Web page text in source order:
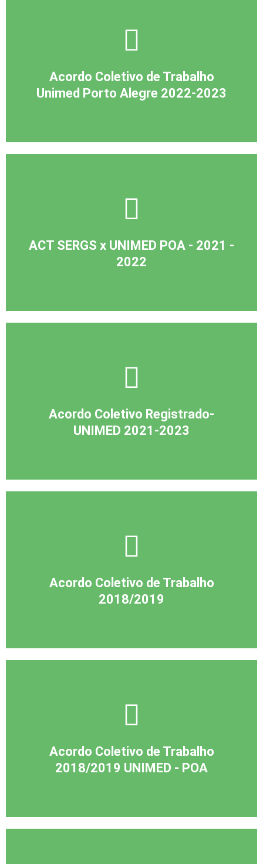
Acordo Coletivo de Trabalho
Unimed Porto Alegre 2022-2023
ACT SERGS x UNIMED POA - 2021 -
2022
Acordo Coletivo Registrado-
UNIMED 2021-2023
Acordo Coletivo de Trabalho
2018/2019
Acordo Coletivo de Trabalho
2018/2019 UNIMED - POA